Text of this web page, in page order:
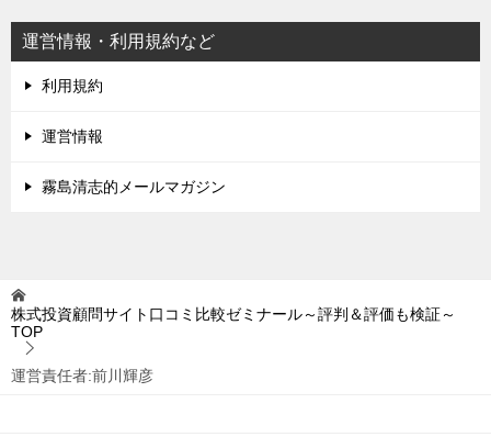
運営情報・利用規約など
利用規約
運営情報
霧島清志的メールマガジン
株式投資顧問サイト口コミ比較ゼミナール～評判＆評価も検証～
TOP
運営責任者:前川輝彦